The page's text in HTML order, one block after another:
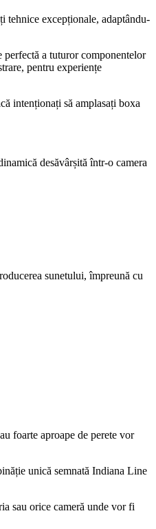
tehnice excepționale, adaptându-
a tuturor componentelor
pentru experiențe
intenționați să amplasați boxa
desăvârșită într-o camera
sunetului, împreună cu
foarte aproape de perete vor
unică semnată Indiana Line
sau orice cameră unde vor fi